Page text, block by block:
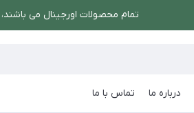
تمام محصولات اورجینال می
درباره ما تماس با ما
بخارگر دستی مایر مدل MR-701